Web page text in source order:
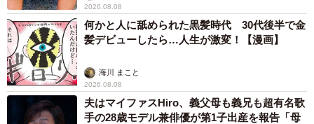
2026.08.08
何かと人に舐められた黒髪時代 30代後半で金
髪デビューしたら…人生が激変！【漫画】
海川 まこと
2026.08.08
夫はマイファスHiro、義父母も義兄も超有名歌
手の28歳モデル兼俳優が第1子出産を報告「母